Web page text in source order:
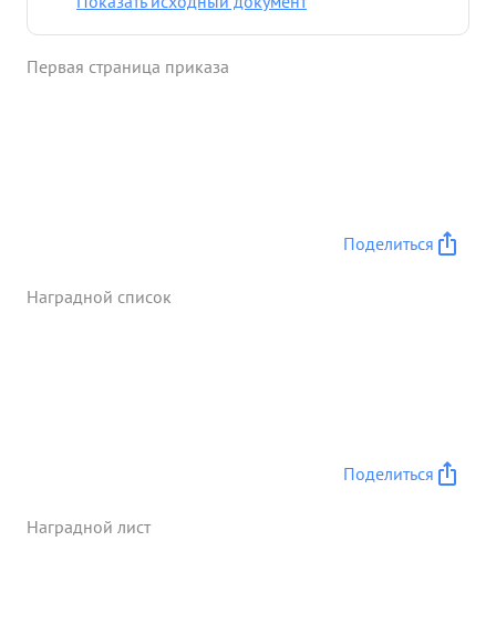
санитарное обслуживание пищевых блоков в
Первая страница приказа
Поделиться
Наградной список
Поделиться
Наградной лист